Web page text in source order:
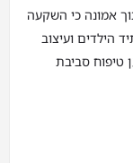
אמונה כי השקעה
הילדים ועיצוב
טיפוח סביבת